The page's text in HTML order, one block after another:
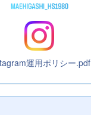
運用ポリシー.pdf